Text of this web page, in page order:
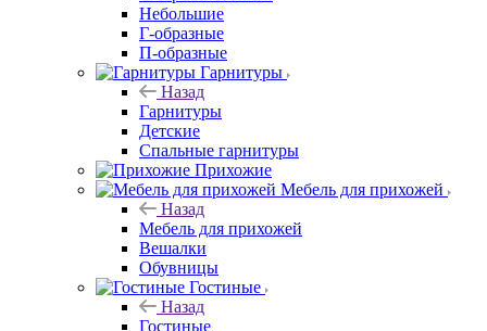
Небольшие
Г-образные
П-образные
Гарнитуры
Назад
Гарнитуры
Детские
Спальные гарнитуры
Прихожие
Мебель для прихожей
Назад
Мебель для прихожей
Вешалки
Обувницы
Гостиные
Назад
Гостиные